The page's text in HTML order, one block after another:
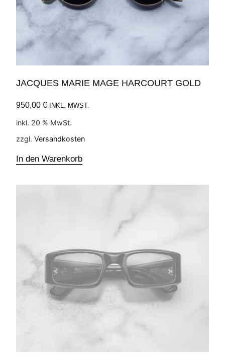
JACQUES MARIE MAGE HARCOURT GOLD
950,00 € INKL. MWST.
inkl. 20 % MwSt.
zzgl. Versandkosten
In den Warenkorb